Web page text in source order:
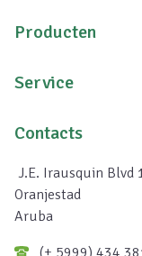
Producten
Service
Contacts
J.E. Irausquin Blvd
Oranjestad
Aruba
(+ 5999) 434